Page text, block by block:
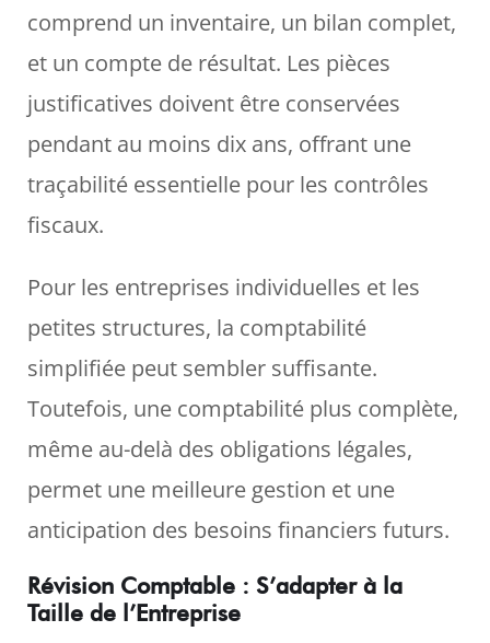
comprend un inventaire, un bilan complet,
et un compte de résultat. Les pièces
justificatives doivent être conservées
pendant au moins dix ans, offrant une
traçabilité essentielle pour les contrôles
fiscaux.
Pour les entreprises individuelles et les
petites structures, la comptabilité
simplifiée peut sembler suffisante.
Toutefois, une comptabilité plus complète,
même au-delà des obligations légales,
permet une meilleure gestion et une
anticipation des besoins financiers futurs.
Révision Comptable : S’adapter à la
Taille de l’Entreprise